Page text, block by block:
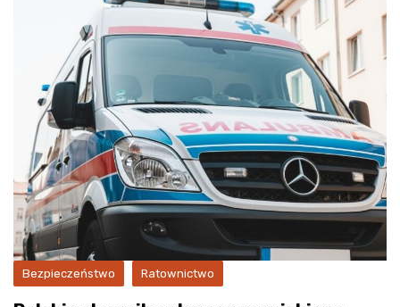
Bezpieczeństwo Ratownictwo